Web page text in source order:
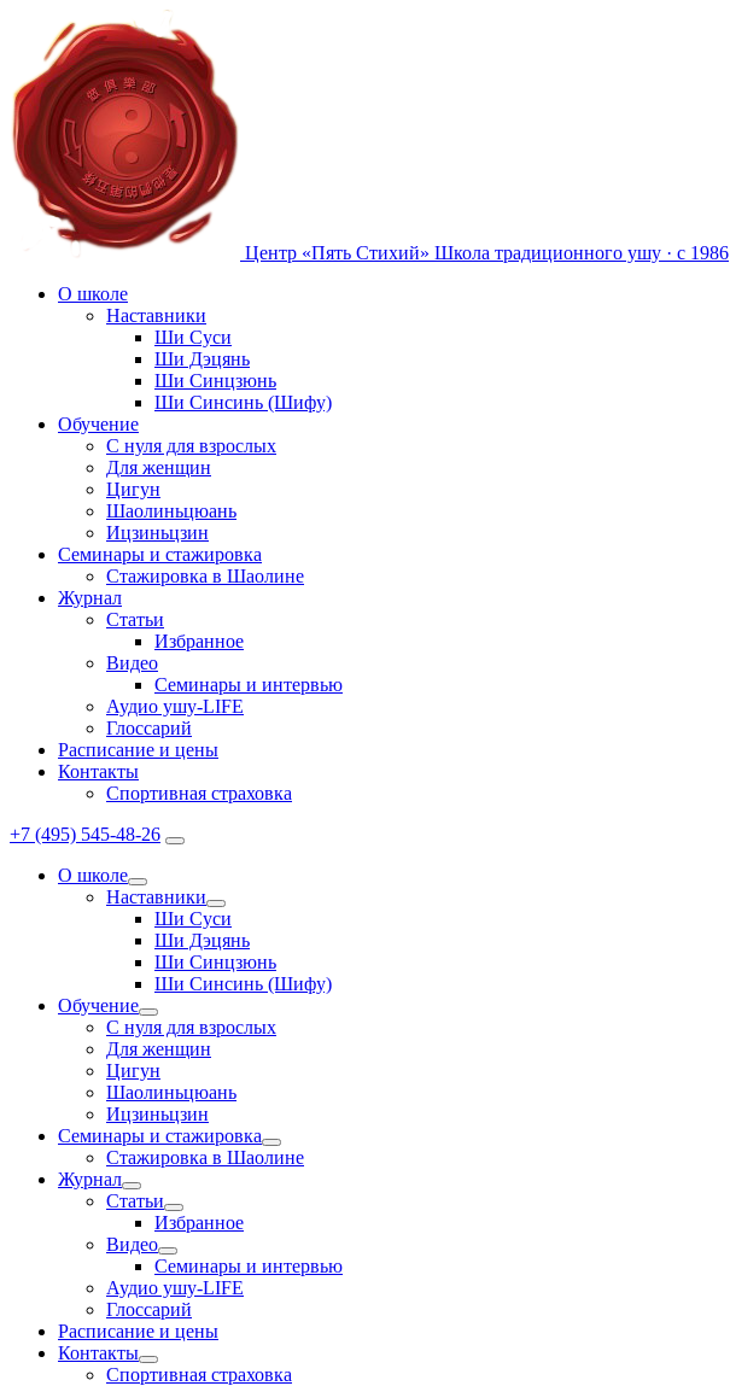
Центр «Пять Стихий» Школа традиционного ушу · с 1986
О школе
Наставники
Ши Суси
Ши Дэцянь
Ши Синцзюнь
Ши Синсинь (Шифу)
Обучение
С нуля для взрослых
Для женщин
Цигун
Шаолиньцюань
Ицзиньцзин
Семинары и стажировка
Стажировка в Шаолине
Журнал
Статьи
Избранное
Видео
Семинары и интервью
Аудио ушу-LIFE
Глоссарий
Расписание и цены
Контакты
Спортивная страховка
+7 (495) 545-48-26
О школе
Наставники
Ши Суси
Ши Дэцянь
Ши Синцзюнь
Ши Синсинь (Шифу)
Обучение
С нуля для взрослых
Для женщин
Цигун
Шаолиньцюань
Ицзиньцзин
Семинары и стажировка
Стажировка в Шаолине
Журнал
Статьи
Избранное
Видео
Семинары и интервью
Аудио ушу-LIFE
Глоссарий
Расписание и цены
Контакты
Спортивная страховка